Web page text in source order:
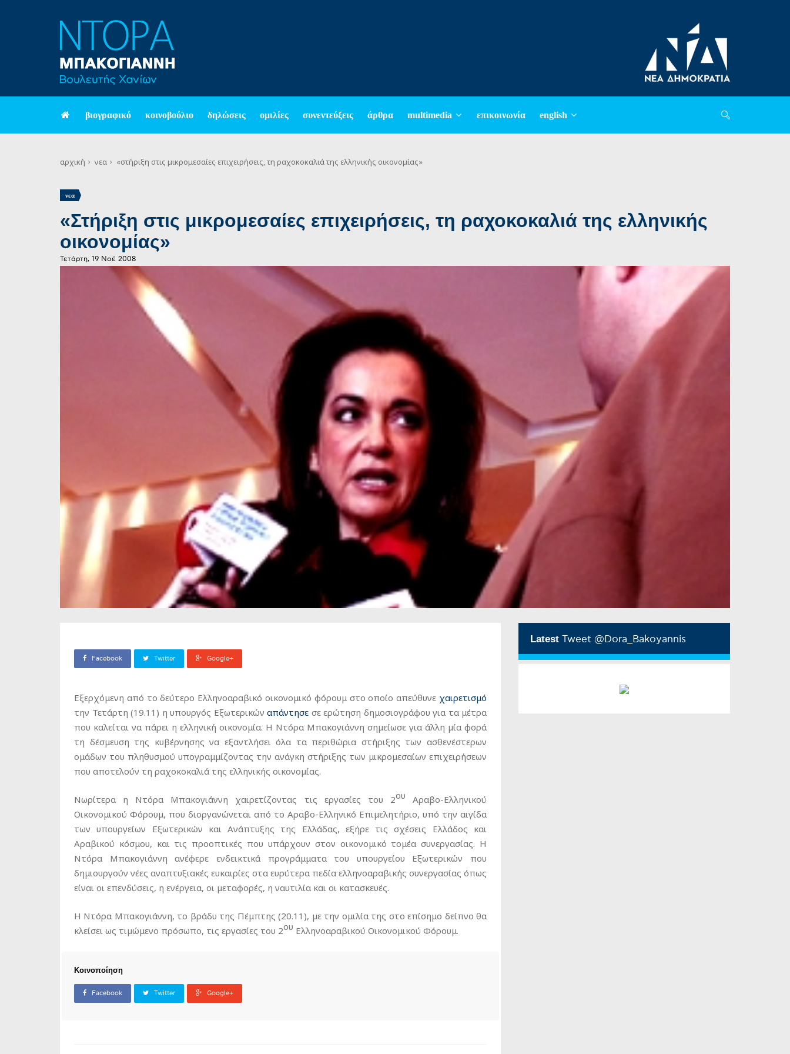
βιογραφικό κοινοβούλιο δηλώσεις ομιλίες συνεντεύξεις άρθρα multimedia επικοινωνία english
αρχική νεα «στήριξη στις μικρομεσαίες επιχειρήσεις, τη ραχοκοκαλιά της ελληνικής οικονομίας»
νεα
«Στήριξη στις μικρομεσαίες επιχειρήσεις, τη ραχοκοκαλιά της ελληνικής
οικονομίας»
Τετάρτη, 19 Νοέ 2008
Facebook Twitter Google+
Εξερχόμενη από το δεύτερο Ελληνοαραβικό οικονομικό φόρουμ στο οποίο απεύθυνε χαιρετισμό
την Τετάρτη (19.11) η υπουργός Εξωτερικών απάντησε σε ερώτηση δημοσιογράφου για τα μέτρα
που καλείται να πάρει η ελληνική οικονομία. Η Ντόρα Μπακογιάννη σημείωσε για άλλη μία φορά
τη δέσμευση της κυβέρνησης να εξαντλήσει όλα τα περιθώρια στήριξης των ασθενέστερων
ομάδων του πληθυσμού υπογραμμίζοντας την ανάγκη στήριξης των μικρομεσαίων επιχειρήσεων
που αποτελούν τη ραχοκοκαλιά της ελληνικής οικονομίας.
Νωρίτερα η Ντόρα Μπακογιάννη χαιρετίζοντας τις εργασίες του 2ου Αραβο-Ελληνικού
Οικονομικού Φόρουμ, που διοργανώνεται από το Αραβο-Ελληνικό Επιμελητήριο, υπό την αιγίδα
των υπουργείων Εξωτερικών και Ανάπτυξης της Ελλάδας, εξήρε τις σχέσεις Ελλάδος και
Αραβικού κόσμου, και τις προοπτικές που υπάρχουν στον οικονομικό τομέα συνεργασίας. Η
Ντόρα Μπακογιάννη ανέφερε ενδεικτικά προγράμματα του υπουργείου Εξωτερικών που
δημιουργούν νέες αναπτυξιακές ευκαιρίες στα ευρύτερα πεδία ελληνοαραβικής συνεργασίας όπως
είναι οι επενδύσεις, η ενέργεια, οι μεταφορές, η ναυτιλία και οι κατασκευές.
Η Ντόρα Μπακογιάννη, το βράδυ της Πέμπτης (20.11), με την ομιλία της στο επίσημο δείπνο θα
κλείσει ως τιμώμενο πρόσωπο, τις εργασίες του 2ου Ελληνοαραβικού Οικονομικού Φόρουμ.
Κοινοποίηση
Facebook Twitter Google+
Latest Tweet @Dora_Bakoyannis